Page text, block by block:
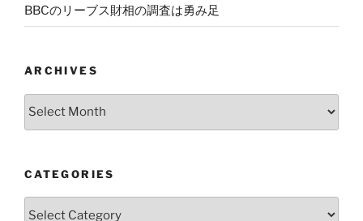
BBCのリーブス財相の調査は勇み足
ARCHIVES
Archives
CATEGORIES